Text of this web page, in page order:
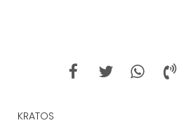
KRATOS